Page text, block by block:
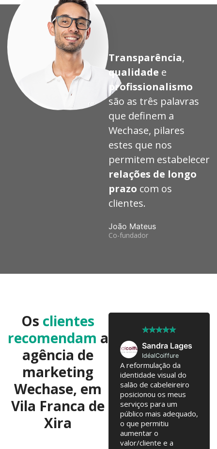
Transparência,
qualidade e
profissionalismo
são as três palavras
que definem a
Wechase, pilares
estes que nos
permitem estabelecer
relações de longo
prazo com os
clientes.
João Mateus
Co-fundador
Os clientes
recomendam a
agência de
marketing
Wechase, em
Vila Franca de
Xira
José Pedro
Twobrothers
Colaboramos já há 10
anos, com troca de
ideias regulares para
testarmos. Campanhas
online, Email Marketing,
alterações na loja
online... tudo junto tem
Sandra Lages
★★★★★
IdéalCoiffure
A reformulação da
identidade visual do
salão de cabeleireiro
posicionou os meus
serviços para um
público mais adequado,
o que permitiu
aumentar o
valor/cliente e a